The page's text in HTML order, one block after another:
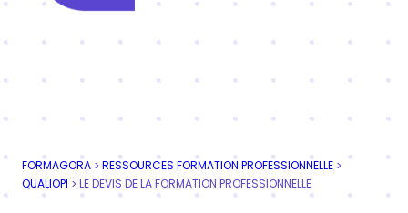
Formagora
FORMAGORA > RESSOURCES FORMATION PROFESSIONNELLE >
QUALIOPI > LE DEVIS DE LA FORMATION PROFESSIONNELLE